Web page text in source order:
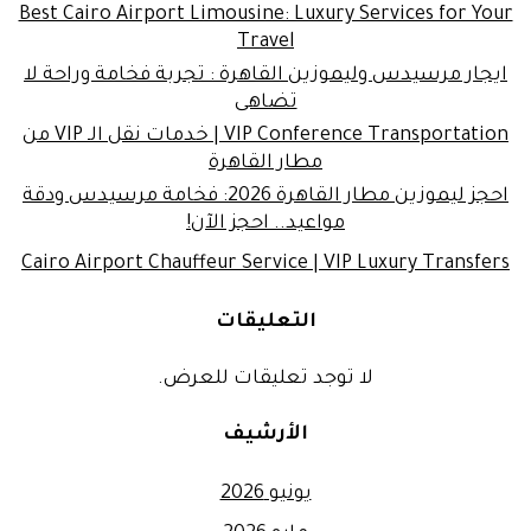
Best Cairo Airport Limousine: Luxury Services for Your
Travel
ايجار مرسيدس وليموزين القاهرة : تجربة فخامة وراحة لا
تضاهى
VIP Conference Transportation | خدمات نقل الـ VIP من
مطار القاهرة
احجز ليموزين مطار القاهرة 2026: فخامة مرسيدس ودقة
مواعيد.. احجز الآن!
Cairo Airport Chauffeur Service | VIP Luxury Transfers
التعليقات
لا توجد تعليقات للعرض.
الأرشيف
يونيو 2026